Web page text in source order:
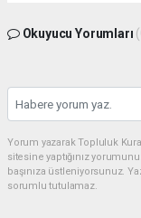
Okuyucu Yorumları
Yorum yazarak Topluluk
sitesine yaptığınız
başınıza üstleniyorsunuz.
sorumlu tutulamaz.